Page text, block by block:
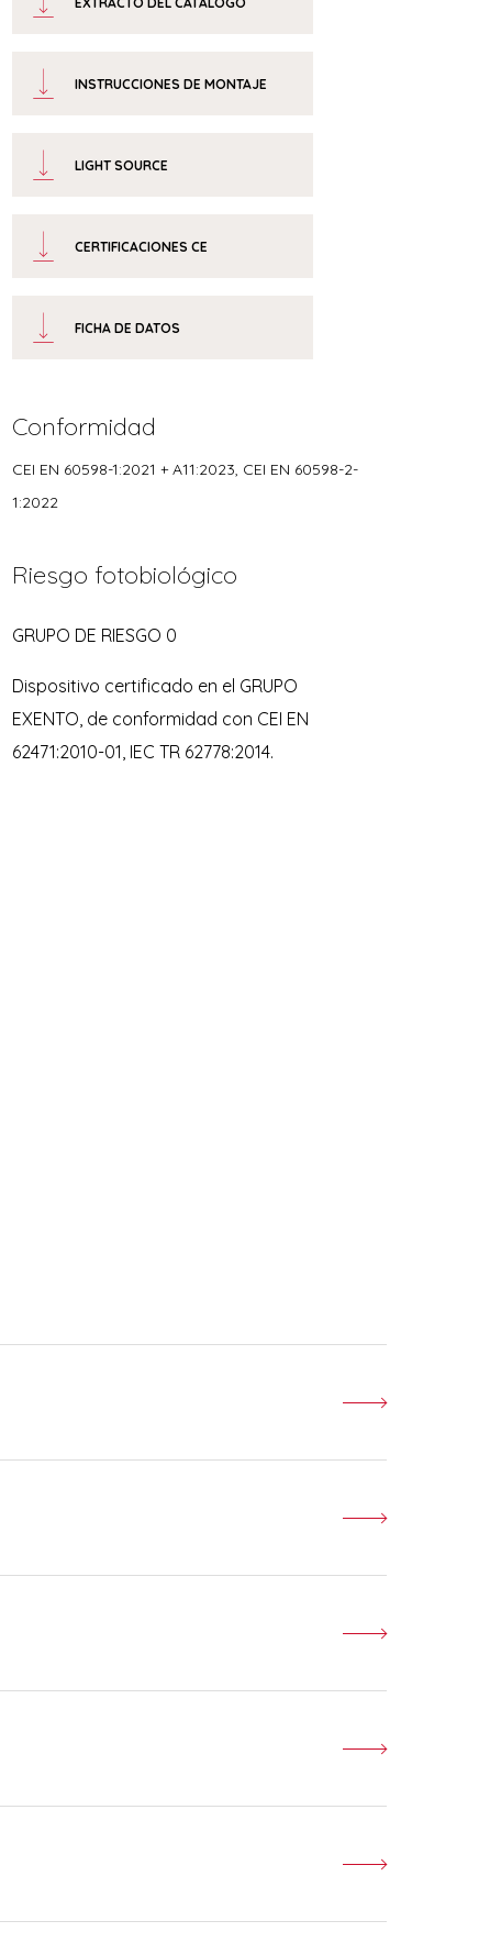
INSTRUCCIONES DE MONTAJE
LIGHT SOURCE
CERTIFICACIONES CE
FICHA DE DATOS
Conformidad
CEI EN 60598-1:2021 + A11:2023, CEI EN 60598-2-
1:2022
Riesgo fotobiológico
GRUPO DE RIESGO 0
Dispositivo certificado en el GRUPO
EXENTO, de conformidad con CEI EN
62471:2010-01, IEC TR 62778:2014.